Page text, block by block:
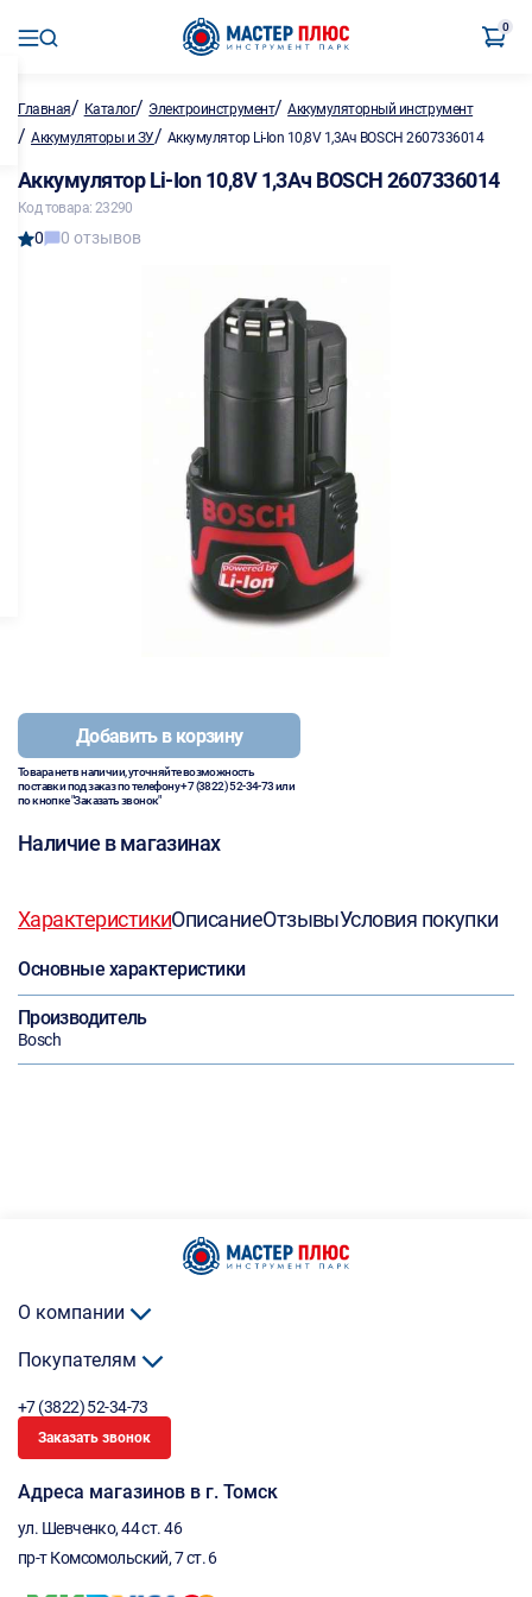
0
Главная/ Каталог/ Электроинструмент/Аккумуляторный инструмент
/ Аккумуляторы и ЗУ/ Аккумулятор Li-Ion 10,8V 1,3Ач BOSCH 2607336014
Аккумулятор Li-Ion 10,8V 1,3Ач BOSCH 2607336014
Код товара: 23290
0 0 отзывов
Добавить в корзину
Товара нет в наличии, уточняйте возможность
поставки под заказ по телефону+7 (3822) 52-34-73или
по кнопке "Заказать звонок"
Наличие в магазинах
ХарактеристикиОписаниеОтзывыУсловия покупки
Основные характеристики
Производитель
Bosch
О компании
Покупателям
+7 (3822) 52-34-73
Заказать звонок
Адреса магазинов в г. Томск
ул. Шевченко, 44 ст. 46
пр-т Комсомольский, 7 ст. 6